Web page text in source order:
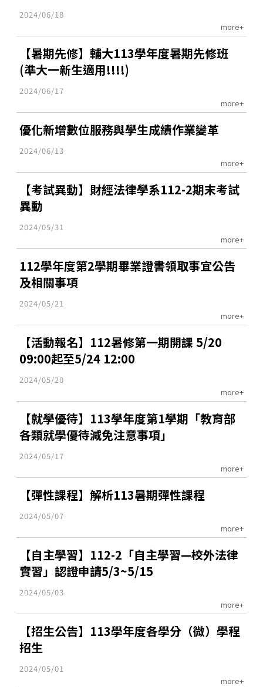
2024/06/18
more+
【暑期先修】輔大113學年度暑期先修班
(準大一新生適用!!!!)
2024/06/17
more+
優化新增數位服務與學生成績作業變革
2024/06/13
more+
【考試異動】財經法律學系112-2期末考試
異動
2024/05/31
more+
112學年度第2學期畢業證書領取事宜公告
及相關事項
2024/05/21
more+
【活動報名】112暑修第一期開課 5/20
09:00起至5/24 12:00
2024/05/20
more+
【就學優待】113學年度第1學期「教育部
各類就學優待減免注意事項」
2024/05/17
more+
【彈性課程】解析113暑期彈性課程
2024/05/07
more+
【自主學習】112-2「自主學習—校外法律
實習」認證申請5/3~5/15
2024/05/03
more+
【招生公告】113學年度各學分（微）學程
招生
2024/05/01
more+